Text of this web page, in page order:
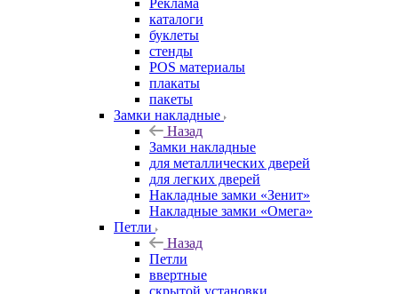
Реклама
каталоги
буклеты
стенды
POS материалы
плакаты
пакеты
Замки накладные
Назад
Замки накладные
для металлических дверей
для легких дверей
Накладные замки «Зенит»
Накладные замки «Омега»
Петли
Назад
Петли
ввертные
скрытой установки